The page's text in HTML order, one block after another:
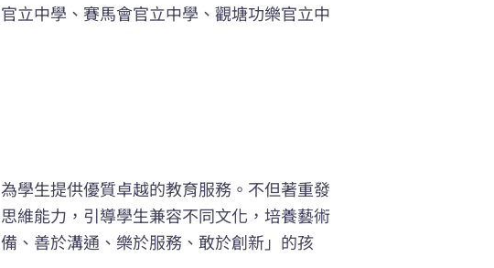
立中學、賽馬會官立中學、觀塘功樂官立中
學生提供優質卓越的教育服務。不但著重發
維能力，引導學生兼容不同文化，培養藝術
、善於溝通、樂於服務、敢於創新」的孩